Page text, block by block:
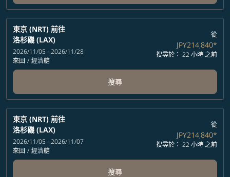
東京 (NRT) 前往
洛杉磯 (LAX)
2026/11/05 - 2026/11/28
來回 / 經濟艙
從
JPY214,840*
搜尋於： 22 小時 之前
搜尋
東京 (NRT) 前往
洛杉磯 (LAX)
2026/11/05 - 2026/11/07
來回 / 經濟艙
從
JPY214,840*
搜尋於： 22 小時 之前
搜尋